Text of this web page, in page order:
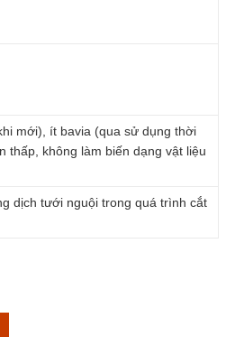
mới), ít bavia (qua sử dụng thời
thấp, không làm biến dạng vật liệu
dịch tưới nguội trong quá trình cắt